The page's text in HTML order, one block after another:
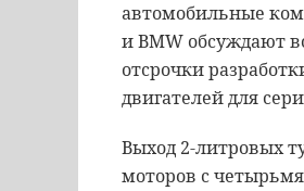
автомобильные
иBMW обсуждают
отсрочки
двигателейдля
Выход 2-литровых
моторов счетырьмя